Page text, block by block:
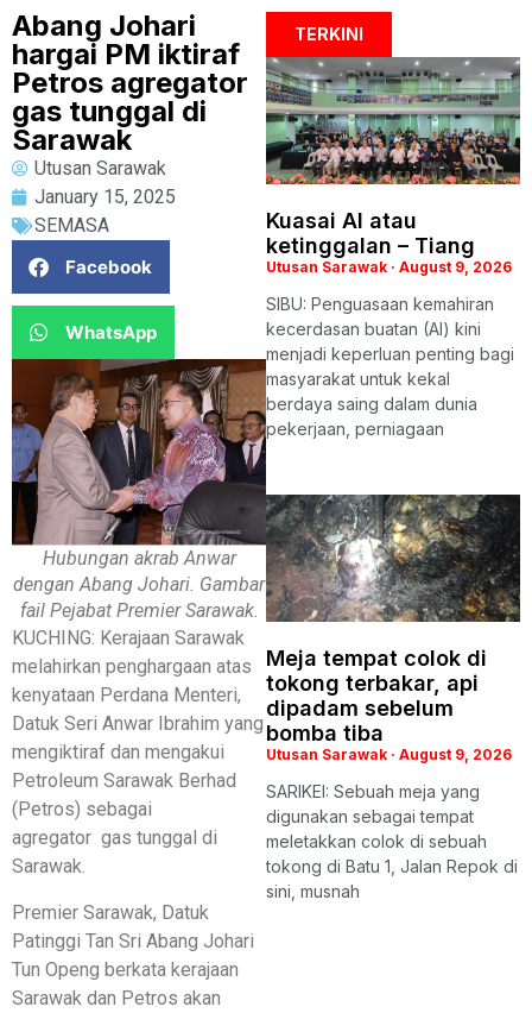
Abang Johari
hargai PM iktiraf
Petros agregator
gas tunggal di
Sarawak
Utusan Sarawak
January 15, 2025
SEMASA
Facebook
WhatsApp
Hubungan akrab Anwar
dengan Abang Johari. Gambar
fail Pejabat Premier Sarawak.
KUCHING: Kerajaan Sarawak
melahirkan penghargaan atas
kenyataan Perdana Menteri,
Datuk Seri Anwar Ibrahim yang
mengiktiraf dan mengakui
Petroleum Sarawak Berhad
(Petros) sebagai
agregator gas tunggal di
Sarawak.
Premier Sarawak, Datuk
Patinggi Tan Sri Abang Johari
Tun Openg berkata kerajaan
Sarawak dan Petros akan
TERKINI
Kuasai AI atau
ketinggalan – Tiang
Utusan Sarawak August 9, 2026
SIBU: Penguasaan kemahiran
kecerdasan buatan (AI) kini
menjadi keperluan penting bagi
masyarakat untuk kekal
berdaya saing dalam dunia
pekerjaan, perniagaan
Meja tempat colok di
tokong terbakar, api
dipadam sebelum
bomba tiba
Utusan Sarawak August 9, 2026
SARIKEI: Sebuah meja yang
digunakan sebagai tempat
meletakkan colok di sebuah
tokong di Batu 1, Jalan Repok di
sini, musnah